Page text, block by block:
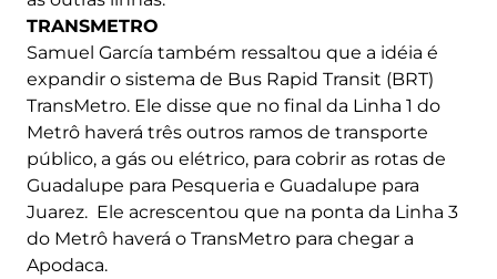
TRANSMETRO
Samuel García também ressaltou que a idéia é
expandir o sistema de Bus Rapid Transit (BRT)
TransMetro. Ele disse que no final da Linha 1 do
Metrô haverá três outros ramos de transporte
público, a gás ou elétrico, para cobrir as rotas de
Guadalupe para Pesqueria e Guadalupe para
Juarez. Ele acrescentou que na ponta da Linha 3
do Metrô haverá o TransMetro para chegar a
Apodaca.